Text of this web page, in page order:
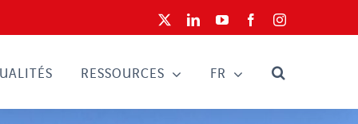
LinkedInYouTubeFacebookInstagram
RESSOURCES FR